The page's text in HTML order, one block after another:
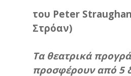
του Peter
Στρόαν)
Τα θεατρικά
προσφέρουν από 5